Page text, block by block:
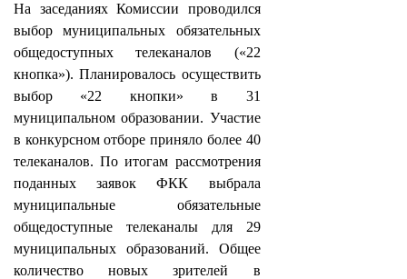
На заседаниях Комиссии проводился
выбор муниципальных обязательных
общедоступных телеканалов («22
кнопка»). Планировалось осуществить
выбор «22 кнопки» в 31
муниципальном образовании. Участие
в конкурсном отборе приняло более 40
телеканалов. По итогам рассмотрения
поданных заявок ФКК выбрала
муниципальные обязательные
общедоступные телеканалы для 29
муниципальных образований. Общее
количество новых зрителей в